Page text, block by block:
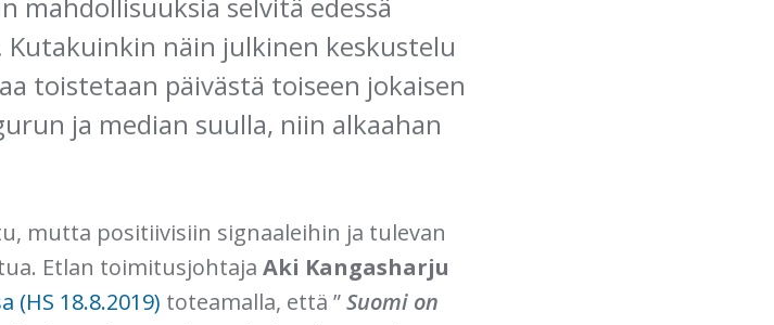
näin julkinen keskustelu
toistetaan päivästä toiseen jokaisen
ja median suulla, niin alkaahan
mutta positiivisiin signaaleihin ja tulevan
Etlan toimitusjohtaja Aki Kangasharju
(HS 18.8.2019) toteamalla, että ”Suomi on